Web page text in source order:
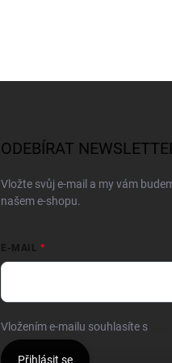
ODEBÍRAT
Vložte svůj e-mail a my vám
našem e-shopu.
E-MAIL
Vložením e-mailu souhlasíte s
Přihlásit se